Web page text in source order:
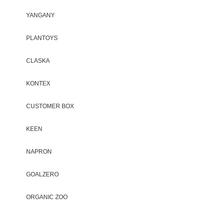
YANGANY
PLANTOYS
CLASKA
KONTEX
CUSTOMER BOX
KEEN
NAPRON
GOALZERO
ORGANIC ZOO